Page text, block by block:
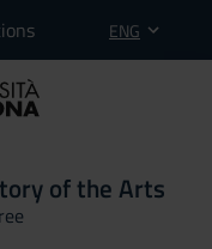
ENG
of the Arts